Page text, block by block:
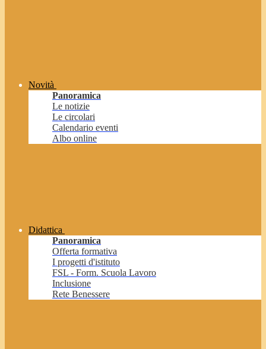
Novità
Panoramica
Le notizie
Le circolari
Calendario eventi
Albo online
Didattica
Panoramica
Offerta formativa
I progetti d'istituto
FSL - Form. Scuola Lavoro
Inclusione
Rete Benessere